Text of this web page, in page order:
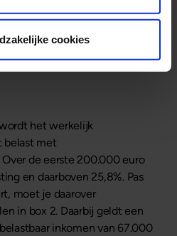
cookies
nodig? Dan betaal je er
het werkelijk
belast met
de eerste 200.000 euro
en daarboven 25,8%. Pas
moet je daarover
in box 2. Daarbij geldt een
inkomen van 67.000